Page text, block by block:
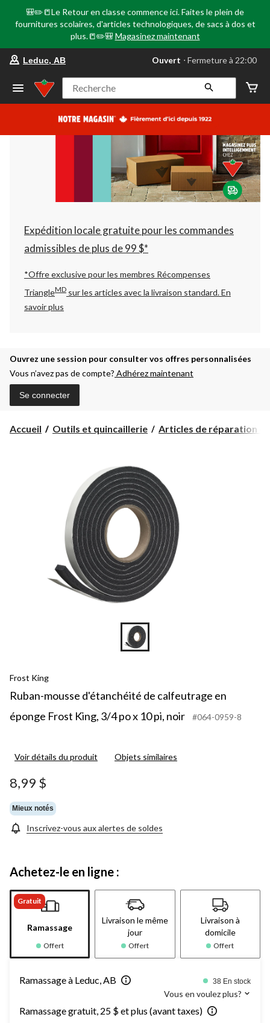
🎒✏️📒Le Retour en classe commence ici. Faites le plein de
fournitures scolaires, d'articles technologiques, de sacs à dos et
plus.📒✏️🎒 Magasinez maintenant
votre
préféré
Leduc,
AB,
courament
Fermeture
à
22:00
cliquer
pour
changer
Leduc, AB Ouvert ⋅ Fermeture à 22:00
Recherche
Expédition locale gratuite pour les commandes
admissibles de plus de 99 $*
*Offre exclusive pour les membres Récompenses
TriangleMD sur les articles avec la livraison standard.En
savoir plus
Ouvrez une session pour consulter vos offres personnalisées
Vous n’avez pas de compte? Adhérez maintenant
Se connecter
Accueil Outils et quincaillerie Articles de réparation et
Frost King
Ruban-mousse d'étanchéité de calfeutrage en
éponge Frost King, 3/4 po x 10 pi, noir
#064-0959-8
Voir détails du produit Objets similaires
8,99 $
Mieux notés
Inscrivez-vous aux alertes de soldes
Achetez-le en ligne :
Gratuit
Ramassage
Offert
Livraison le même
jour
Offert
Livraison à
domicile
Offert
Ramassage à Leduc, AB 38 En stock
Vous en voulez plus?
Ramassage gratuit, 25 $ et plus (avant taxes)